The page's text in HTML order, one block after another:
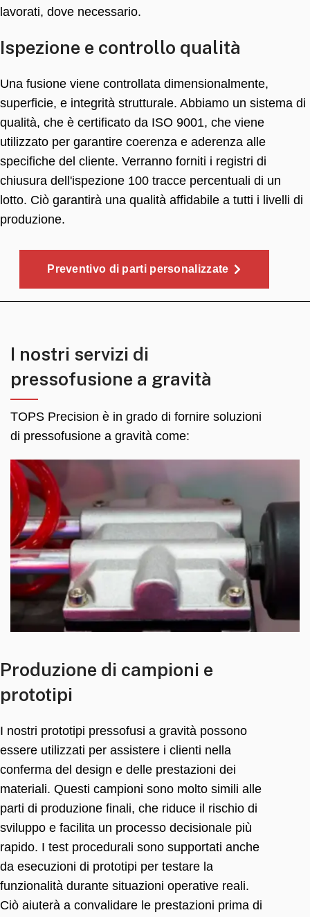
lavorati, dove necessario.
Ispezione e controllo qualità
Una fusione viene controllata dimensionalmente,
superficie, e integrità strutturale. Abbiamo un sistema di
qualità, che è certificato da ISO 9001, che viene
utilizzato per garantire coerenza e aderenza alle
specifiche del cliente. Verranno forniti i registri di
chiusura dell'ispezione 100 tracce percentuali di un
lotto. Ciò garantirà una qualità affidabile a tutti i livelli di
produzione.
Preventivo di parti personalizzate
I nostri servizi di
pressofusione a gravità
TOPS Precision è in grado di fornire soluzioni
di pressofusione a gravità come:
Produzione di campioni e
prototipi
I nostri prototipi pressofusi a gravità possono
essere utilizzati per assistere i clienti nella
conferma del design e delle prestazioni dei
materiali. Questi campioni sono molto simili alle
parti di produzione finali, che riduce il rischio di
sviluppo e facilita un processo decisionale più
rapido. I test procedurali sono supportati anche
da esecuzioni di prototipi per testare la
funzionalità durante situazioni operative reali.
Ciò aiuterà a convalidare le prestazioni prima di